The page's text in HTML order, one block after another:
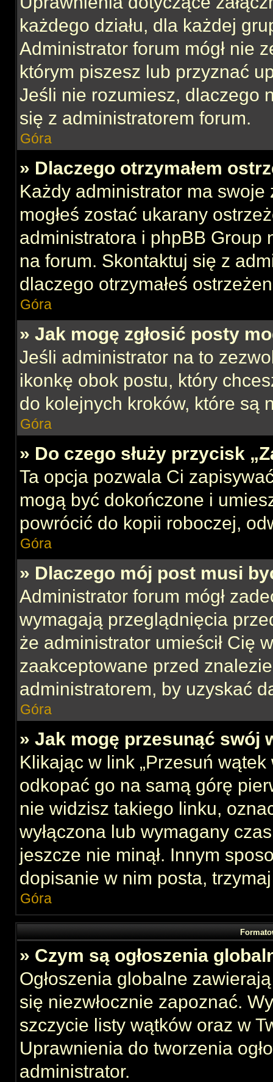
każdego działu, dla każdej
Administrator forum mógł nie
którym piszesz lub przyznać
Jeśli nie rozumiesz, dlaczego
się z administratorem forum.
Góra
» Dlaczego otrzymałem
Każdy administrator ma swoje
mogłeś zostać ukarany
administratora i phpBB Group
na forum. Skontaktuj się z
dlaczego otrzymałeś
Góra
» Jak mogę zgłosić posty
Jeśli administrator na to
ikonkę obok postu, który
do kolejnych kroków, które są
Góra
» Do czego służy przycisk
Ta opcja pozwala Ci
mogą być dokończone i
powrócić do kopii roboczej,
Góra
» Dlaczego mój post musi
Administrator forum mógł
wymagają przeglądnięcia
że administrator umieścił Cię
zaakceptowane przed
administratorem, by uzyskać
Góra
» Jak mogę przesunąć swój
Klikając w link „Przesuń
odkopać go na samą górę
nie widzisz takiego linku,
wyłączona lub wymagany
jeszcze nie minął. Innym
dopisanie w nim posta,
Góra
» Czym są ogłoszenia
Ogłoszenia globalne
się niezwłocznie zapoznać.
szczycie listy wątków oraz w
Uprawnienia do tworzenia
administrator.